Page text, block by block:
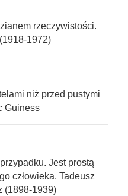
rzeczywistości.
1972)
niż przed pustymi
Guiness
Jest prostą
człowieka. Tadeusz
(1898-1939)